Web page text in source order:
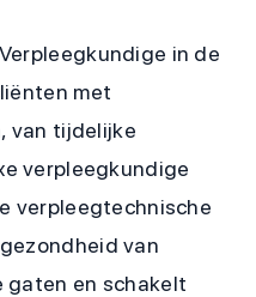
in de
met
van tijdelijke
verpleegkundige
verpleegtechnische
van
en schakelt